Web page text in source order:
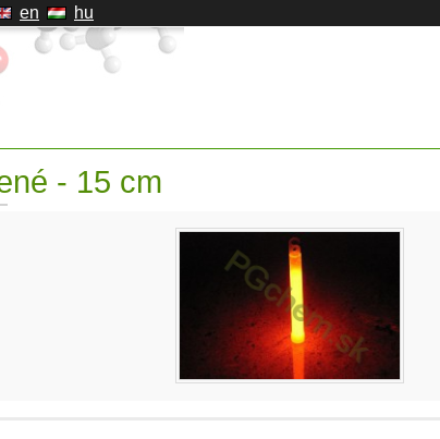
en hu
- 15 cm